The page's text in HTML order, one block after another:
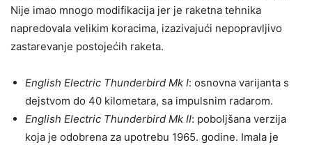
Nije imao mnogo modifikacija jer je raketna tehnika
napredovala velikim koracima, izazivajući nepopravljivo
zastarevanje postojećih raketa.
English Electric Thunderbird Mk I: osnovna varijanta s
dejstvom do 40 kilometara, sa impulsnim radarom.
English Electric Thunderbird Mk II: poboljšana verzija
koja je odobrena za upotrebu 1965. godine. Imala je